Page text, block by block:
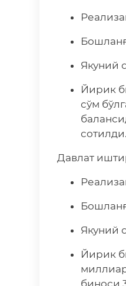
Якуний
Йирик
сўм
сотилди.
Давлат
Якуний
Йирик